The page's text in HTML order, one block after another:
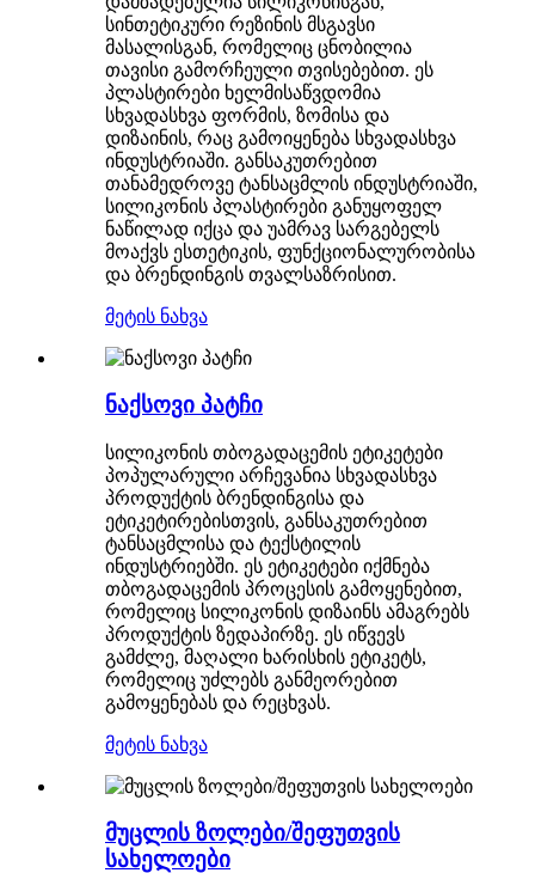
სინთეტიკური რეზინის მსგავსი
მასალისგან, რომელიც ცნობილია
თავისი გამორჩეული თვისებებით. ეს
პლასტირები ხელმისაწვდომია
სხვადასხვა ფორმის, ზომისა და
დიზაინის, რაც გამოიყენება სხვადასხვა
ინდუსტრიაში. განსაკუთრებით
თანამედროვე ტანსაცმლის ინდუსტრიაში,
სილიკონის პლასტირები განუყოფელ
ნაწილად იქცა და უამრავ სარგებელს
მოაქვს ესთეტიკის, ფუნქციონალურობისა
და ბრენდინგის თვალსაზრისით.
მეტის ნახვა
ნაქსოვი პატჩი
სილიკონის თბოგადაცემის ეტიკეტები
პოპულარული არჩევანია სხვადასხვა
პროდუქტის ბრენდინგისა და
ეტიკეტირებისთვის, განსაკუთრებით
ტანსაცმლისა და ტექსტილის
ინდუსტრიებში. ეს ეტიკეტები იქმნება
თბოგადაცემის პროცესის გამოყენებით,
რომელიც სილიკონის დიზაინს ამაგრებს
პროდუქტის ზედაპირზე. ეს იწვევს
გამძლე, მაღალი ხარისხის ეტიკეტს,
რომელიც უძლებს განმეორებით
გამოყენებას და რეცხვას.
მეტის ნახვა
მუცლის ზოლები/შეფუთვის
სახელოები